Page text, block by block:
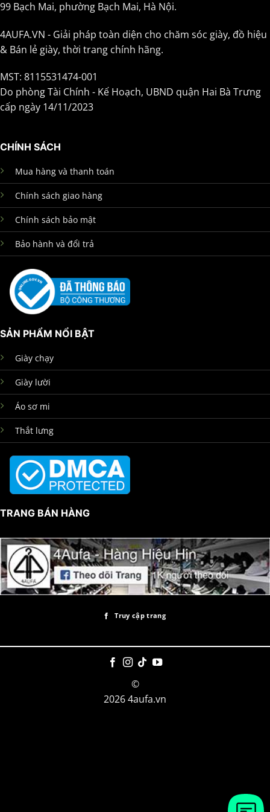
99 Bạch Mai, phường Bạch Mai, Hà Nội.
4AUFA.VN - Giải pháp toàn diện cho chăm sóc giày, đồ hiệu
& Bán lẻ giày, thời trang chính hãng.
MST: 8115531474-001
Do phòng Tài Chính - Kế Hoạch, UBND quận Hai Bà Trưng
cấp ngày 14/11/2023
CHÍNH SÁCH
Mua hàng và thanh toán
Chính sách giao hàng
Chính sách bảo mật
Bảo hành và đổi trả
SẢN PHẨM NỔI BẬT
Giày chạy
Giày lười
Áo sơ mi
Thắt lưng
TRANG BÁN HÀNG
Truy cập trang
©
2026 4aufa.vn